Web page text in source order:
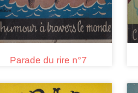
Parade du rire n°7